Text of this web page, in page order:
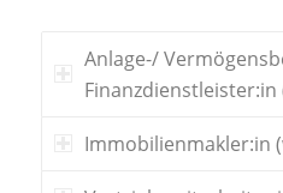
Anlage-/
Immobilienmakler:in